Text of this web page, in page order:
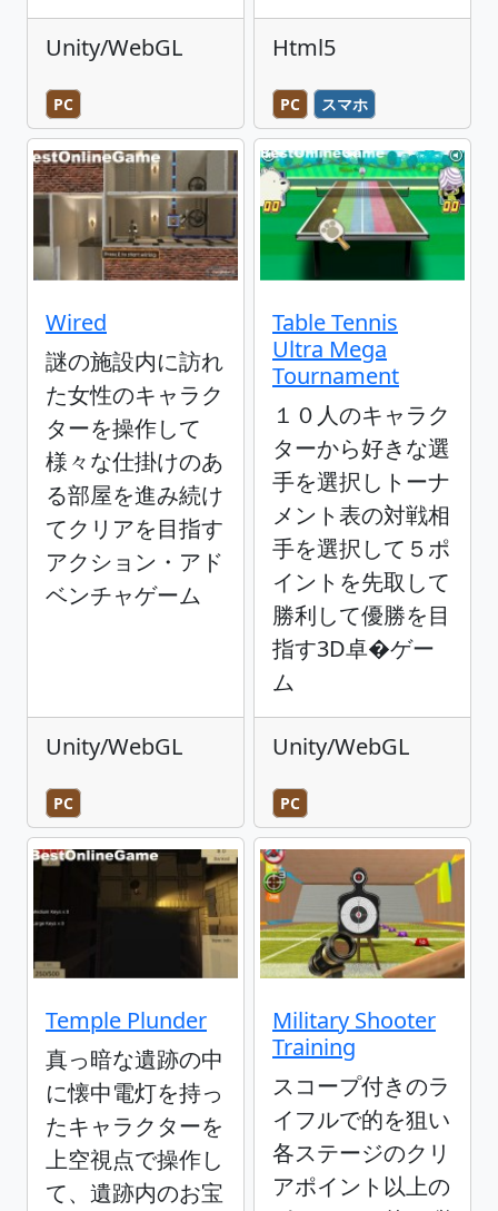
Unity/WebGL
PC
Html5
PC スマホ
Wired
謎の施設内に訪れ
た女性のキャラク
ターを操作して
様々な仕掛けのあ
る部屋を進み続け
てクリアを目指す
アクション・アド
ベンチャゲーム
Unity/WebGL
PC
Table Tennis
Ultra Mega
Tournament
１０人のキャラク
ターから好きな選
手を選択しトーナ
メント表の対戦相
手を選択して５ポ
イントを先取して
勝利して優勝を目
指す3D卓�ゲー
ム
Unity/WebGL
PC
Temple Plunder
真っ暗な遺跡の中
に懐中電灯を持っ
たキャラクターを
上空視点で操作し
て、遺跡内のお宝
Military Shooter
Training
スコープ付きのラ
イフルで的を狙い
各ステージのクリ
アポイント以上の